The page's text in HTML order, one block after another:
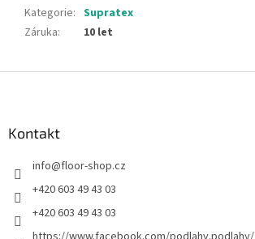
Kategorie: Supratex
Záruka: 10 let
Kontakt
info@floor-shop.cz
+420 603 49 43 03
+420 603 49 43 03